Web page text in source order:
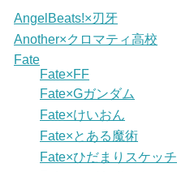
AngelBeats!×刃牙
Another×クロマティ高校
Fate
Fate×FF
Fate×Gガンダム
Fate×けいおん
Fate×とある魔術
Fate×ひだまりスケッチ